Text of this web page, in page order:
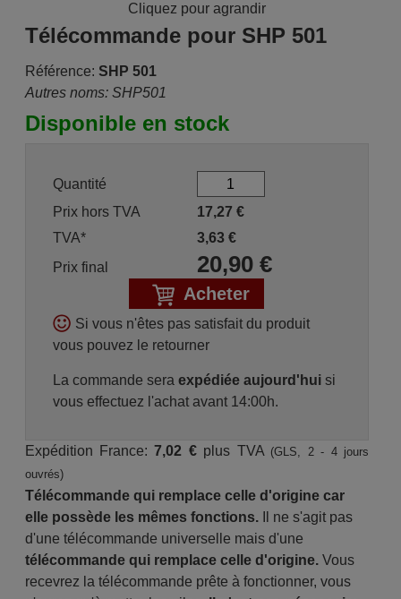
Cliquez pour agrandir
Télécommande pour SHP 501
Référence: SHP 501
Autres noms: SHP501
Disponible en stock
Quantité
Prix hors TVA
17,27 €
TVA*
3,63€
Prix final
20,90€
Acheter
Si vous n'êtes pas satisfait du produit
vous pouvez le retourner
La commande sera expédiée aujourd'huisi
vous effectuez l'achat avant 14:00h.
Expédition France:7,02 €plus TVA (GLS, 2 - 4 jours
ouvrés)
Télécommande qui remplace celle d'origine car
elle possède les mêmes fonctions.Il ne s'agit pas
d'une télécommande universelle mais d'une
télécommande qui remplace celle d'origine.Vous
recevrez la télécommande prête à fonctionner, vous